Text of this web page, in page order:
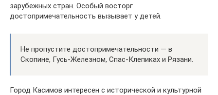
зарубежных стран. Особый восторг
достопримечательность вызывает у детей.
Не пропустите достопримечательности — в
Скопине, Гусь-Железном, Спас-Клепиках и Рязани.
Город Касимов интересен с исторической и культурной